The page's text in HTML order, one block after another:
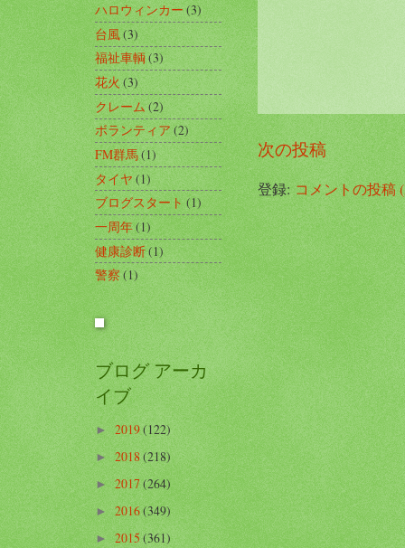
次の投稿
登録:コメントの投稿
ハロウィンカー(3)
台風(3)
福祉車輌 (3)
花火(3)
クレーム(2)
ボランティア(2)
FM群馬(1)
タイヤ(1)
ブログスタート(1)
一周年(1)
健康診断(1)
警察 (1)
ブログ アーカ
イブ
►2019(122)
► 2018(218)
►2017(264)
►2016(349)
►2015(361)